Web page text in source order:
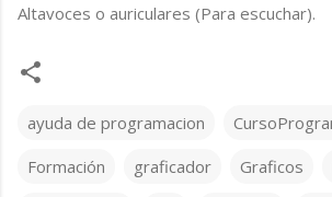
Altavoces o auriculares (Para escuchar).
ayuda de programacion
Formación
graficador Graficos